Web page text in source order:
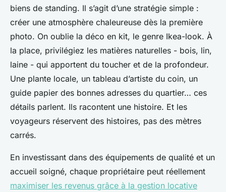
biens de standing. Il s’agit d’une stratégie simple :
créer une atmosphère chaleureuse dès la première
photo. On oublie la déco en kit, le genre Ikea-look. À
la place, privilégiez les matières naturelles - bois, lin,
laine - qui apportent du toucher et de la profondeur.
Une plante locale, un tableau d’artiste du coin, un
guide papier des bonnes adresses du quartier… ces
détails parlent. Ils racontent une histoire. Et les
voyageurs réservent des histoires, pas des mètres
carrés.
En investissant dans des équipements de qualité et un
accueil soigné, chaque propriétaire peut réellement
maximiser les revenus grâce à la gestion locative